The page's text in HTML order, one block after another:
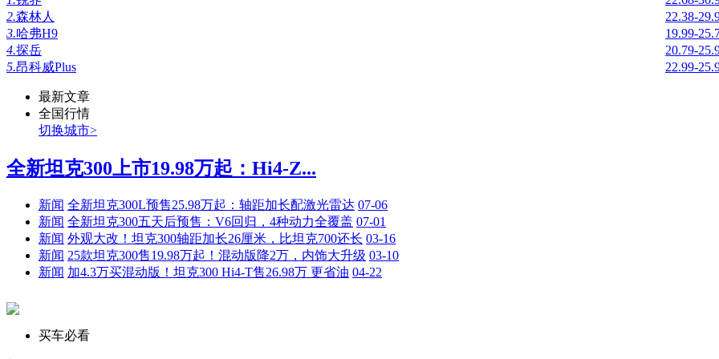
2.森林人
22.38-
3.哈弗H9
19.99-
4.探岳
20.79-
5.昂科威Plus 22.99-
最新文章
全国行情
切换城市>
全新坦克300上市19.98万起：Hi4-Z...
新闻 全新坦克300L预售25.98万起：轴距加长配激光雷达 07-06
新闻 全新坦克300五天后预售：V6回归，4种动力全覆盖 07-01
新闻 外观大改！坦克300轴距加长26厘米，比坦克700还长 03-16
新闻 25款坦克300售19.98万起！混动版降2万，内饰大升级 03-10
新闻 加4.3万买混动版！坦克300 Hi4-T售26.98万 更省油 04-22
买车必看